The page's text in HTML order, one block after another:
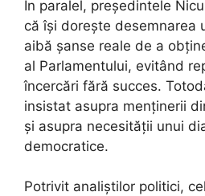
În paralel, președintele
că își dorește desemnarea
aibă șanse reale de a
al Parlamentului, evitând
încercări fără succes.
insistat asupra menținerii
și asupra necesității unui
democratice.
Potrivit analiștilor politici,